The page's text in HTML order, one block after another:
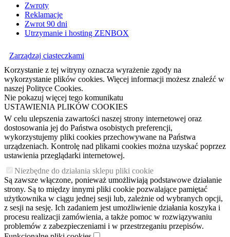
Zwroty
Reklamacje
Zwrot 90 dni
Utrzymanie i hosting ZENBOX
Zarządzaj ciasteczkami
Korzystanie z tej witryny oznacza wyrażenie zgody na
wykorzystanie plików cookies. Więcej informacji możesz znaleźć w
naszej Polityce Cookies.
Nie pokazuj więcej tego komunikatu
USTAWIENIA PLIKÓW COOKIES
W celu ulepszenia zawartości naszej strony internetowej oraz
dostosowania jej do Państwa osobistych preferencji,
wykorzystujemy pliki cookies przechowywane na Państwa
urządzeniach. Kontrolę nad plikami cookies można uzyskać poprzez
ustawienia przeglądarki internetowej.
Niezbędne do działania sklepu pliki cookie
Są zawsze włączone, ponieważ umożliwiają podstawowe działanie
strony. Są to między innymi pliki cookie pozwalające pamiętać
użytkownika w ciągu jednej sesji lub, zależnie od wybranych opcji,
z sesji na sesję. Ich zadaniem jest umożliwienie działania koszyka i
procesu realizacji zamówienia, a także pomoc w rozwiązywaniu
problemów z zabezpieczeniami i w przestrzeganiu przepisów.